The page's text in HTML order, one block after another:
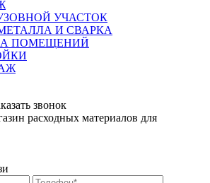
УЧАСТОК
И СВАРКА
ПОМЕЩЕНИЙ
звонок
расходных материалов для